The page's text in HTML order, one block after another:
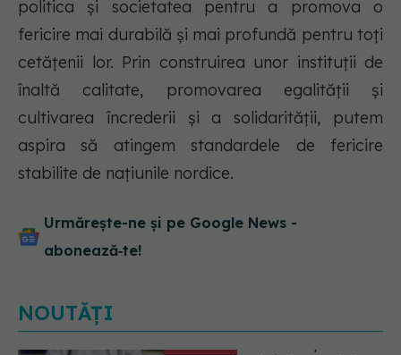
politica și societatea pentru a promova o
fericire mai durabilă și mai profundă pentru toți
cetățenii lor. Prin construirea unor instituții de
înaltă calitate, promovarea egalității și
cultivarea încrederii și a solidarității, putem
aspira să atingem standardele de fericire
stabilite de națiunile nordice.
Urmărește-ne și pe Google News -
abonează‑te!
NOUTĂȚI